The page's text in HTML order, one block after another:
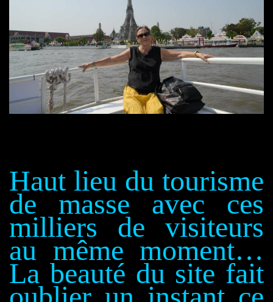
Haut lieu du tourisme
de masse avec ces
milliers de visiteurs
au même moment…
La beauté du site fait